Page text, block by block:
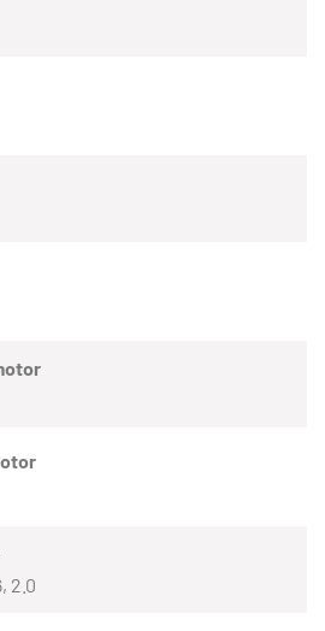
2.0